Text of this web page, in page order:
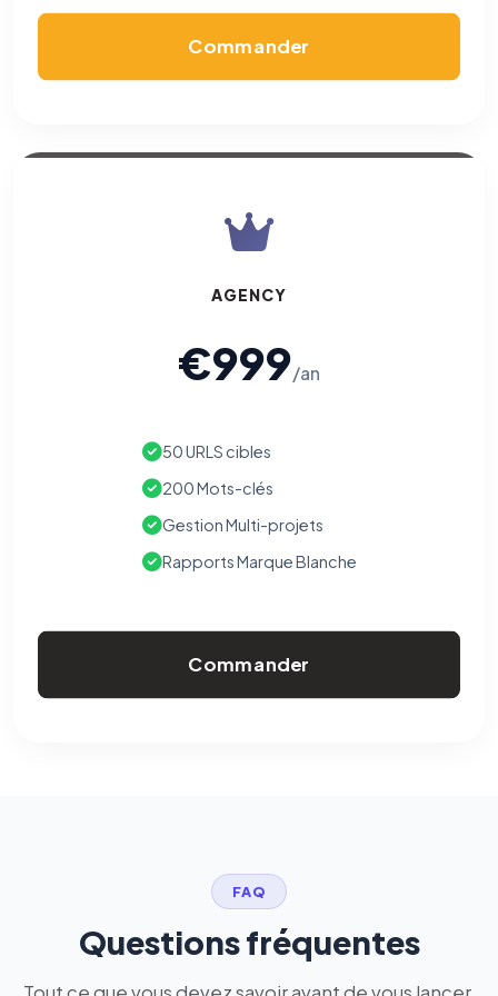
Commander
AGENCY
€999/an
50 URLS cibles
200 Mots-clés
Gestion Multi-projets
Rapports Marque Blanche
Commander
FAQ
Questions fréquentes